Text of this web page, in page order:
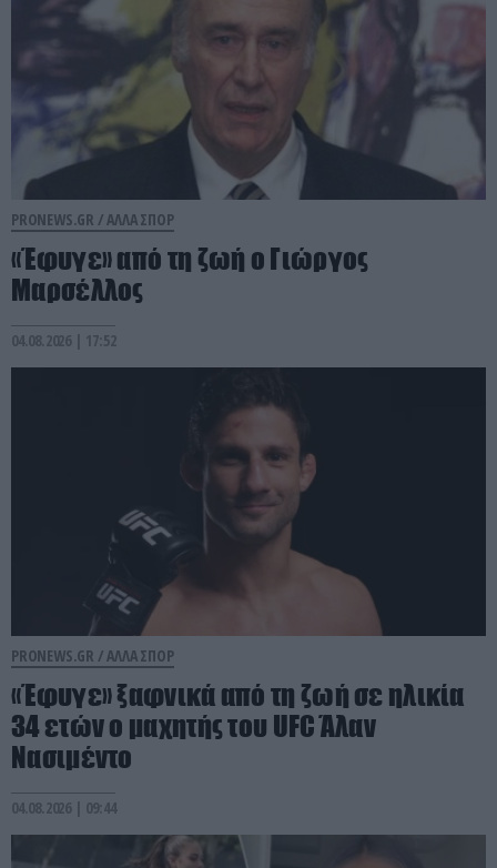
PRONEWS.GR /ΑΛΛΑ ΣΠΟΡ
«Έφυγε» από τη ζωή ο Γιώργος
Μαρσέλλος
04.08.2026 | 17:52
PRONEWS.GR /ΑΛΛΑ ΣΠΟΡ
«Έφυγε» ξαφνικά από τη ζωή σε ηλικία
34 ετών ο μαχητής του UFC Άλαν
Νασιμέντο
04.08.2026 | 09:44